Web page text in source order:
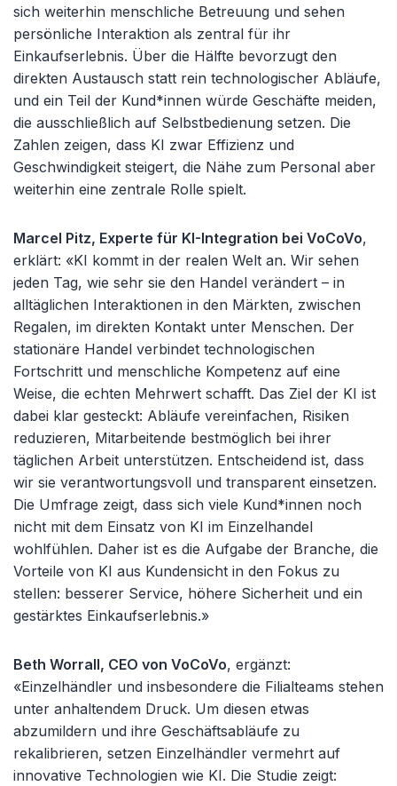
sich weiterhin menschliche Betreuung und sehen
persönliche Interaktion als zentral für ihr
Einkaufserlebnis. Über die Hälfte bevorzugt den
direkten Austausch statt rein technologischer Abläufe,
und ein Teil der Kund*innen würde Geschäfte meiden,
die ausschließlich auf Selbstbedienung setzen. Die
Zahlen zeigen, dass KI zwar Effizienz und
Geschwindigkeit steigert, die Nähe zum Personal aber
weiterhin eine zentrale Rolle spielt.
Marcel Pitz, Experte für KI-Integration bei VoCoVo,
erklärt: «KI kommt in der realen Welt an. Wir sehen
jeden Tag, wie sehr sie den Handel verändert – in
alltäglichen Interaktionen in den Märkten, zwischen
Regalen, im direkten Kontakt unter Menschen. Der
stationäre Handel verbindet technologischen
Fortschritt und menschliche Kompetenz auf eine
Weise, die echten Mehrwert schafft. Das Ziel der KI ist
dabei klar gesteckt: Abläufe vereinfachen, Risiken
reduzieren, Mitarbeitende bestmöglich bei ihrer
täglichen Arbeit unterstützen. Entscheidend ist, dass
wir sie verantwortungsvoll und transparent einsetzen.
Die Umfrage zeigt, dass sich viele Kund*innen noch
nicht mit dem Einsatz von KI im Einzelhandel
wohlfühlen. Daher ist es die Aufgabe der Branche, die
Vorteile von KI aus Kundensicht in den Fokus zu
stellen: besserer Service, höhere Sicherheit und ein
gestärktes Einkaufserlebnis.»
Beth Worrall, CEO von VoCoVo, ergänzt:
«Einzelhändler und insbesondere die Filialteams stehen
unter anhaltendem Druck. Um diesen etwas
abzumildern und ihre Geschäftsabläufe zu
rekalibrieren, setzen Einzelhändler vermehrt auf
innovative Technologien wie KI. Die Studie zeigt: